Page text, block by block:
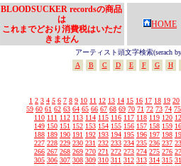
BLOODSUCKER recordsの商品
は
これまでどおり消費税はいただ
きません
HOME
アーティスト頭文字検索(serach
A
B C D E F G H
1 2 3 4 5 6 7 8 9 10 11 12 13 14 15 16 17 18 19 20
59 60 61 62 63 64 65 66 67 68 69 70 71 72 73 74 75
110 111 112 113 114 115 116 117 118 119 120
149 150 151 152 153 154 155 156 157 158 159
188 189 190 191 192 193 194 195 196 197 198
227 228 229 230 231 232 233 234 235 236 237
266 267 268 269 270 271 272 273 274 275 276
305 306 307 308 309 310 311 312 313 314 315